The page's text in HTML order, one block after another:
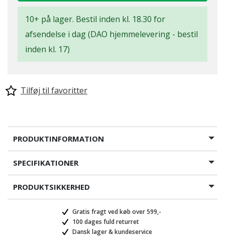
10+ på lager. Bestil inden kl. 18.30 for
afsendelse i dag (DAO hjemmelevering - bestil
inden kl. 17)
Tilføj til favoritter
PRODUKTINFORMATION
SPECIFIKATIONER
PRODUKTSIKKERHED
Gratis fragt ved køb over 599,-
100 dages fuld returret
Dansk lager & kundeservice